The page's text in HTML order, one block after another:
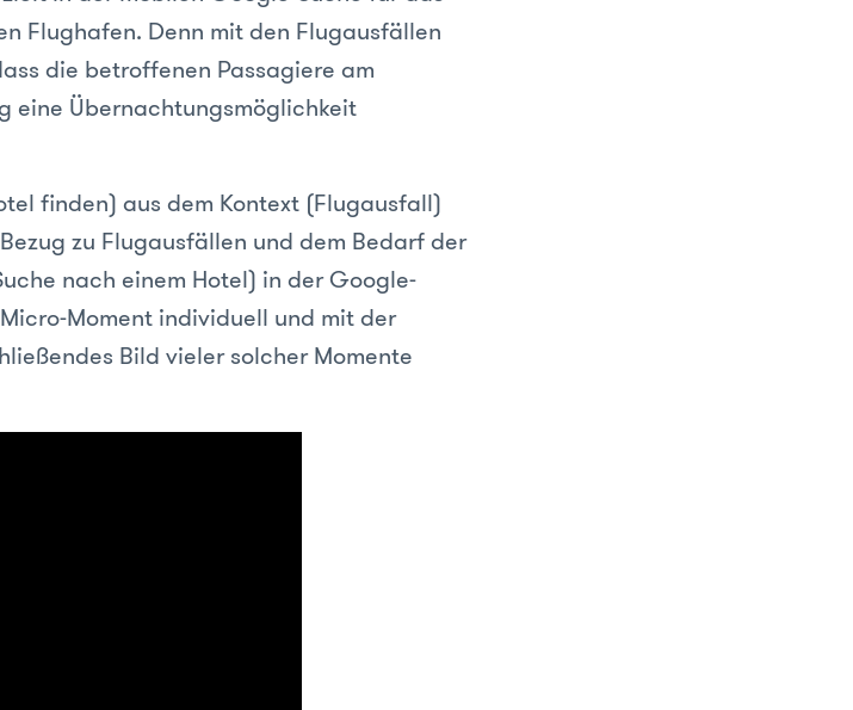
Flughafen. Denn mit den Flugausfällen
die betroffenen Passagiere am
eine Übernachtungsmöglichkeit
finden) aus dem Kontext (Flugausfall)
zu Flugausfällen und dem Bedarf der
nach einem Hotel) in der Google-
Moment individuell und mit der
Bild vieler solcher Momente